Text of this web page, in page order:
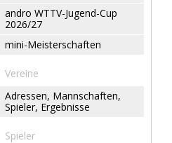
andro WTTV-Jugend-Cup
2026/27
mini-Meisterschaften
Vereine
Adressen, Mannschaften,
Spieler, Ergebnisse
Spieler